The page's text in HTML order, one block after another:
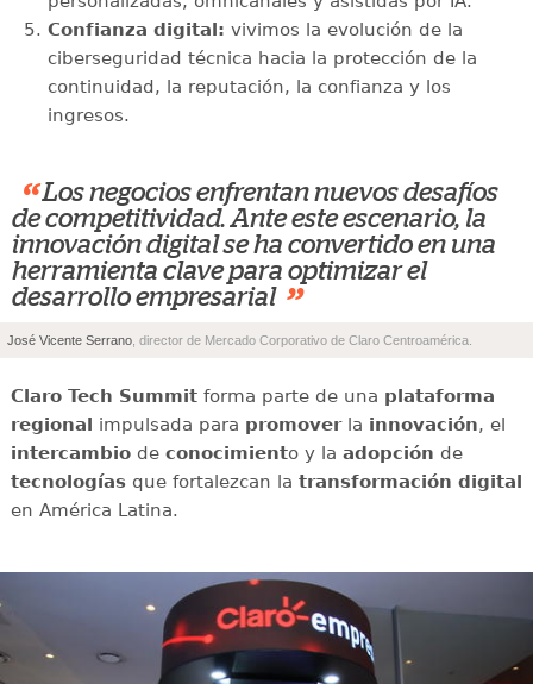
Confianza digital: vivimos la evolución de la
ciberseguridad técnica hacia la protección de la
continuidad, la reputación, la confianza y los
ingresos.
“ Los negocios enfrentan nuevos desafíos
de competitividad. Ante este escenario, la
innovación digital se ha convertido en una
herramienta clave para optimizar el
desarrollo empresarial ”
José Vicente Serrano, director de Mercado Corporativo de Claro Centroamérica.
Claro Tech Summitforma parte de una plataforma
regional
impulsada para promoverla innovación, el
intercambiode conocimiento y la adopción de
tecnologíasque fortalezcan la transformación digital
en América Latina.